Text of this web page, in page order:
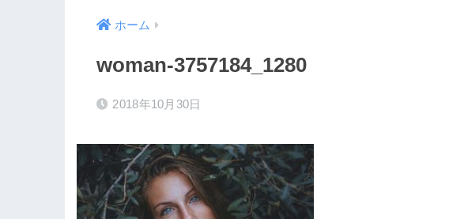
ホーム
woman-3757184_1280
2018年10月30日